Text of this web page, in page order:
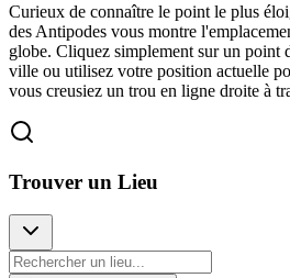
Curieux de connaître le point le plus
des Antipodes vous montre
globe. Cliquez simplement sur un point
ville ou utilisez votre position actuelle
vous creusiez un trou en ligne droite à
Trouver un Lieu